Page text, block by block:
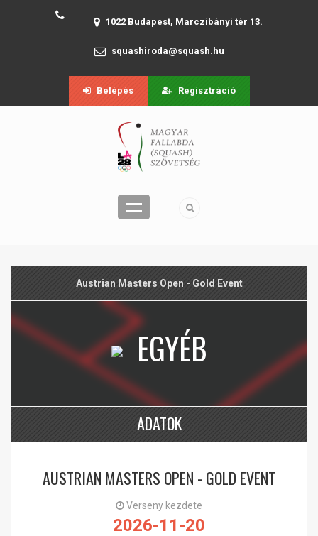
1022 Budapest, Marczibányi tér 13.
squashiroda@squash.hu
Belépés Regisztráció
Austrian Masters Open - Gold Event
EGYÉB
ADATOK
AUSTRIAN MASTERS OPEN - GOLD EVENT
Verseny kezdete
2026-11-20